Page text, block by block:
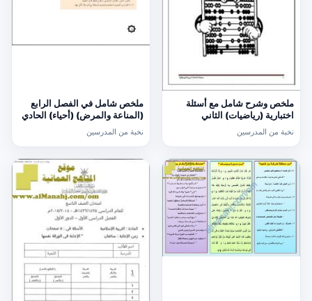
ملخص وشرح شامل مع أسئلة
اختبارية (رياضيات) الثاني
نخبة من المدرسين
ملخص شامل في الفصل الرابع
(المناعة والمرض) (أحياء) الحادي
نخبة من المدرسين